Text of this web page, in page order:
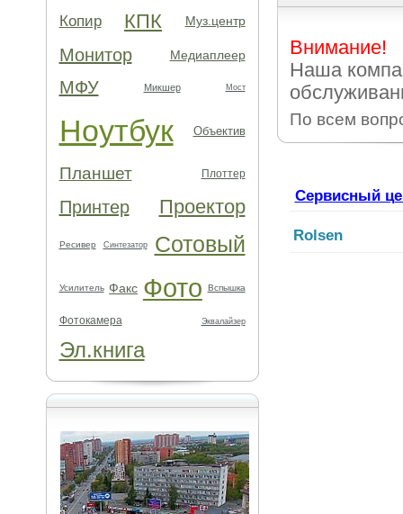
Копир КПК Муз.центр
Монитор Медиаплеер
МФУ Микшер Мост
Ноутбук Объектив
Планшет Плоттер
Принтер Проектор
Ресивер Синтезатор Сотовый
Усилитель Факс Фото Вспышка
Фотокамера Эквалайзер
Эл.книга
Внимание!
Наша
По всем
Сервисный
Rolsen